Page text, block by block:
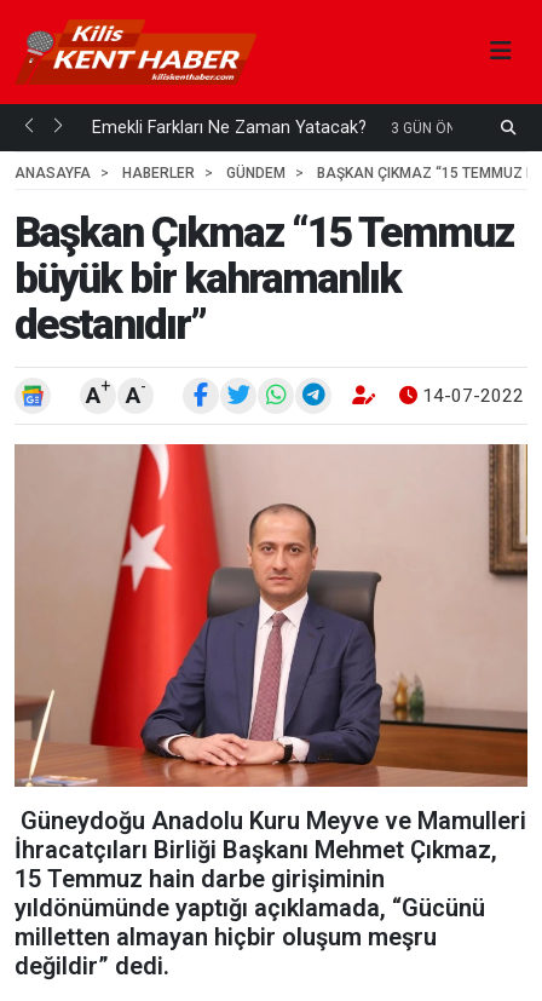
mi... Emekli Farkları Ne Zaman Yatacak? 3 GÜN ÖNCE
ANASAYFA
HABERLER GÜNDEM BAŞKAN ÇIKMAZ “15 TEMMUZ
Başkan Çıkmaz “15 Temmuz
büyük bir kahramanlık
destanıdır”
A+ A- 14-07-2022
Güneydoğu Anadolu Kuru Meyve ve Mamulleri
İhracatçıları Birliği Başkanı Mehmet Çıkmaz,
15 Temmuz hain darbe girişiminin
yıldönümünde yaptığı açıklamada, “Gücünü
milletten almayan hiçbir oluşum meşru
değildir” dedi.